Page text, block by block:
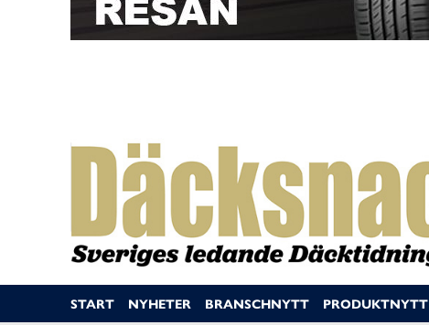
START NYHETER BRANSCHNYTT PRODUKTNYTT